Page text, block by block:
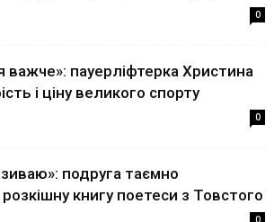
0
важче»: пауерліфтерка Христина
і ціну великого спорту
0
подруга таємно
книгу поетеси з Товстого
0